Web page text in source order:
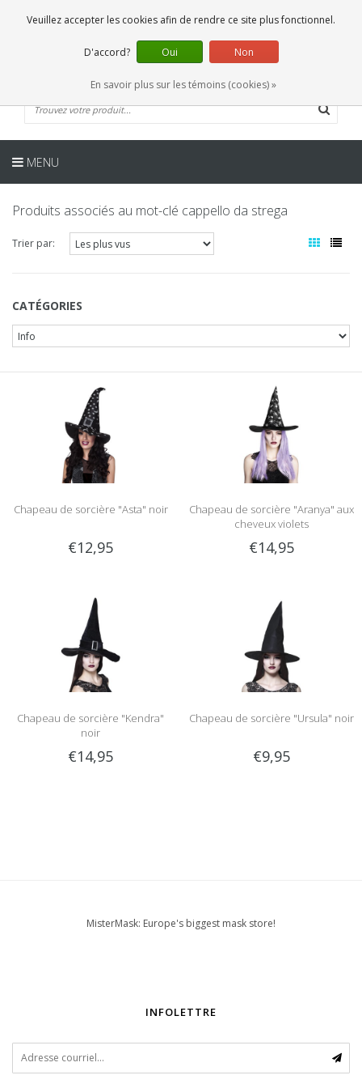
0 Articles
FR
MENU
Produits associés au mot-clé cappello da strega
Trier par:
CATÉGORIES
Chapeau de sorcière "Asta" noir
€12,95
Chapeau de sorcière "Aranya" aux
cheveux violets
€14,95
Chapeau de sorcière "Kendra"
noir
€14,95
Chapeau de sorcière "Ursula" noir
€9,95
MisterMask: Europe's biggest mask store!
INFOLETTRE
Veuillez accepter les cookies afin de rendre ce site plus fonctionnel.
D'accord? Oui Non
En savoir plus sur les témoins (cookies) »